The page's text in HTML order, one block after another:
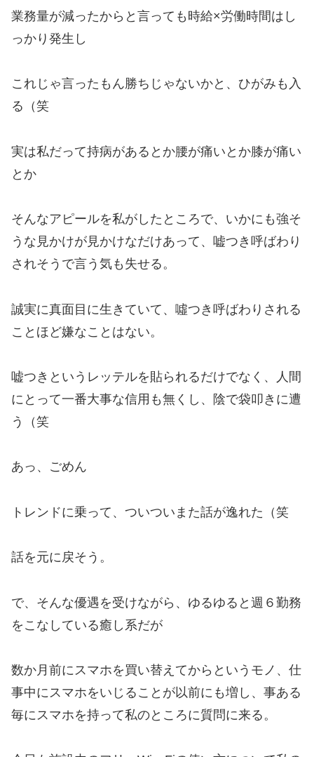
業務量が減ったからと言っても時給×労働時間はし
っかり発生し
これじゃ言ったもん勝ちじゃないかと、ひがみも入
る（笑
実は私だって持病があるとか腰が痛いとか膝が痛い
とか
そんなアピールを私がしたところで、いかにも強そ
うな見かけが見かけなだけあって、嘘つき呼ばわり
されそうで言う気も失せる。
誠実に真面目に生きていて、噓つき呼ばわりされる
ことほど嫌なことはない。
嘘つきというレッテルを貼られるだけでなく、人間
にとって一番大事な信用も無くし、陰で袋叩きに遭
う（笑
あっ、ごめん
トレンドに乗って、ついついまた話が逸れた（笑
話を元に戻そう。
で、そんな優遇を受けながら、ゆるゆると週６勤務
をこなしている癒し系だが
数か月前にスマホを買い替えてからというモノ、仕
事中にスマホをいじることが以前にも増し、事ある
毎にスマホを持って私のところに質問に来る。